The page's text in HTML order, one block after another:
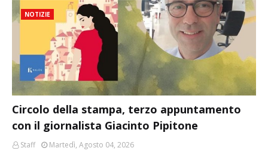
NOTIZIE
Circolo della stampa, terzo appuntamento
con il giornalista Giacinto Pipitone
Staff
Martedì, Agosto 04, 2026